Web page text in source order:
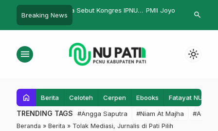
Breaking News
XIX Kongres Traktiran
PMII Joyo Kesumo Ziarahi
Wagub
search
menu light_mode
home Berita Celoteh Cerpen Ebooks Fatayat NU
TRENDING TAGS #Angga Saputra #Niam At Majha #Admin
Beranda » Berita » Tolak Mediasi, Jurnalis di Pati Pilih